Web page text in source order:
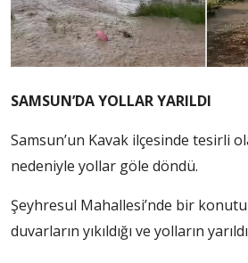
SAMSUN’DA YOLLAR YARILDI
Samsun’un Kavak ilçesinde tesirli
nedeniyle yollar göle döndü.
Şeyhresul Mahallesi’nde bir
duvarların yıkıldığı ve yolların